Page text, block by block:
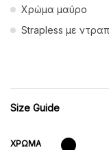
Χρώμα μαύρο
Strapless με
Size Guide
ΧΡΏΜΑ